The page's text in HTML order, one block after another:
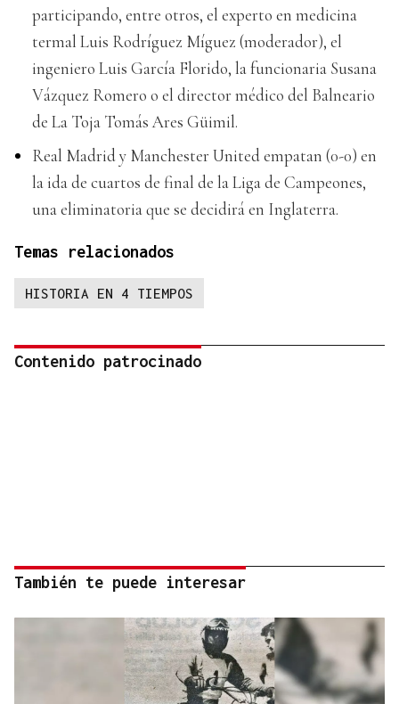
participando, entre otros, el experto en medicina
termal Luis Rodríguez Míguez (moderador), el
ingeniero Luis García Florido, la funcionaria Susana
Vázquez Romero o el director médico del Balneario
de La Toja Tomás Ares Güimil.
Real Madrid y Manchester United empatan (0-0) en
la ida de cuartos de final de la Liga de Campeones,
una eliminatoria que se decidirá en Inglaterra.
Temas relacionados
HISTORIA EN 4 TIEMPOS
Contenido patrocinado
También te puede interesar